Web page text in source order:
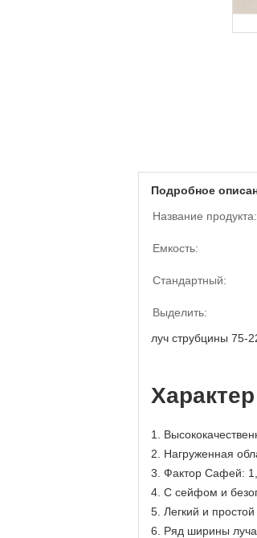
Подробное
Название продукта:
Емкость:
Стандартный:
Выделить:
луч струбцины 75-
1.
2. Нагруженная
3. Фактор Сафей:
4. С сейфом и
5. Легкий и простой
6. Ряд ширины